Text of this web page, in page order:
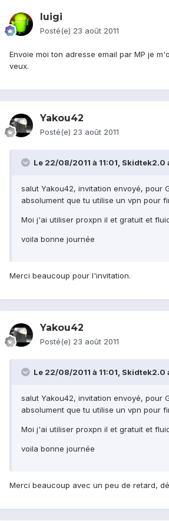
luigi
Posté(e) 23 août 2011
Envoie moi ton adresse email par MP je
veux.
Yakou42
Posté(e) 23 août 2011
Le 22/08/2011 à 11:01, Skidtek2.0
salut Yakou42, invitation envoyé, pour
absolument que tu utilise un vpn pour
Moi j'ai utiliser proxpn il et gratuit et
voila bonne journée
Merci beaucoup pour l'invitation.
Yakou42
Posté(e) 23 août 2011
Le 22/08/2011 à 11:01, Skidtek2.0
salut Yakou42, invitation envoyé, pour
absolument que tu utilise un vpn pour
Moi j'ai utiliser proxpn il et gratuit et
voila bonne journée
Merci beaucoup avec un peu de retard,